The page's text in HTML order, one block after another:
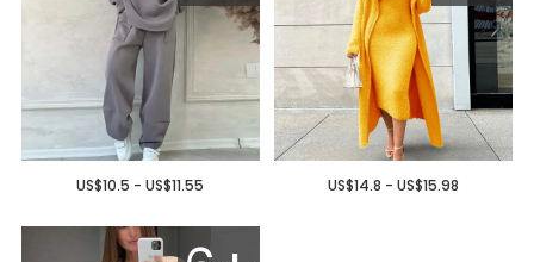
US$10.5 - US$11.55 US$14.8 - US$15.98